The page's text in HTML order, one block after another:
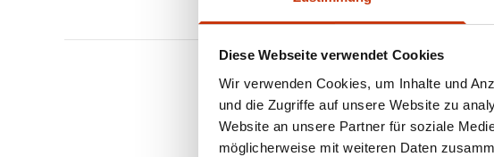
Diese Webseite verwendet Cookies
Wir verwenden Cookies, um Inhalte und
und die Zugriffe auf unsere Website zu
Website an unsere Partner für soziale
möglicherweise mit weiteren Daten